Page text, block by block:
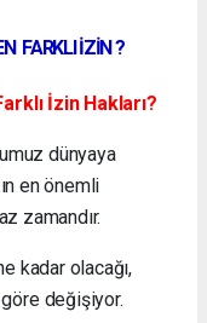
FARKLI İZİN ?
İzin Hakları?
dünyaya
en önemli
zamandır.
kadar olacağı,
değişiyor.